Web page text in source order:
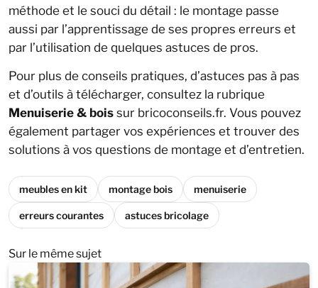
méthode et le souci du détail : le montage passe
aussi par l’apprentissage de ses propres erreurs et
par l’utilisation de quelques astuces de pros.
Pour plus de conseils pratiques, d’astuces pas à pas
et d’outils à télécharger, consultez la rubrique
Menuiserie & bois sur bricoconseils.fr. Vous pouvez
également partager vos expériences et trouver des
solutions à vos questions de montage et d’entretien.
meubles en kit montage bois menuiserie
erreurs courantes astuces bricolage
Sur le même sujet